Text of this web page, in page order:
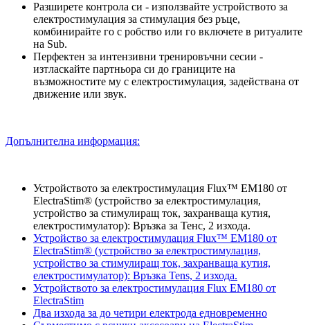
Разширете контрола си - използвайте устройството за
електростимулация за стимулация без ръце,
комбинирайте го с робство или го включете в ритуалите
на Sub.
Перфектен за интензивни тренировъчни сесии -
изтласкайте партньора си до границите на
възможностите му с електростимулация, задействана от
движение или звук.
Допълнителна информация:
Устройството за електростимулация Flux™ EM180 от
ElectraStim® (устройство за електростимулация,
устройство за стимулиращ ток, захранваща кутия,
електростимулатор): Връзка за Тенс, 2 изхода.
Устройство за електростимулация Flux™ EM180 от
ElectraStim® (устройство за електростимулация,
устройство за стимулиращ ток, захранваща кутия,
електростимулатор): Връзка Tens, 2 изхода.
Устройството за електростимулация Flux EM180 от
ElectraStim
Два изхода за до четири електрода едновременно